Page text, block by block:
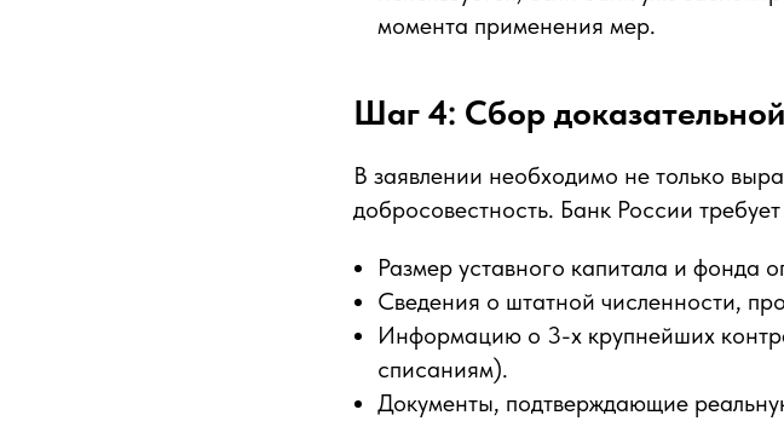
момента применения мер.
Шаг 4: Сбор
В заявлении необходимо не только
добросовестность. Банк России
Размер уставного капитала и фонда
Сведения о штатной численности,
Информацию о 3-х крупнейших
списаниям).
Документы, подтверждающие